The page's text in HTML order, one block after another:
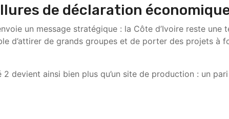
de déclaration
un message stratégique : la Côte d’Ivoire reste une
d’attirer de grands groupes et de porter des projets à
2 devient ainsi bien plus qu’un site de production : un